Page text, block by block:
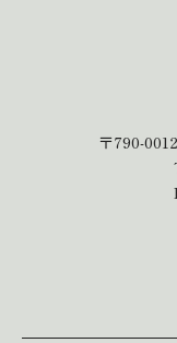
〒790-0012